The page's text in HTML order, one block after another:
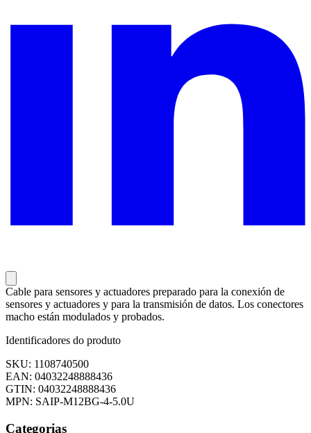
Cable para sensores y actuadores preparado para la conexión de
sensores y actuadores y para la transmisión de datos. Los conectores
macho están modulados y probados.
Identificadores do produto
SKU: 1108740500
EAN: 04032248888436
GTIN: 04032248888436
MPN: SAIP-M12BG-4-5.0U
Categorias